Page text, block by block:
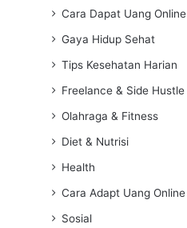
Cara Dapat Uang Online
Gaya Hidup Sehat
Tips Kesehatan Harian
Freelance & Side Hustle
Olahraga & Fitness
Diet & Nutrisi
Health
Cara Adapt Uang Online
Sosial